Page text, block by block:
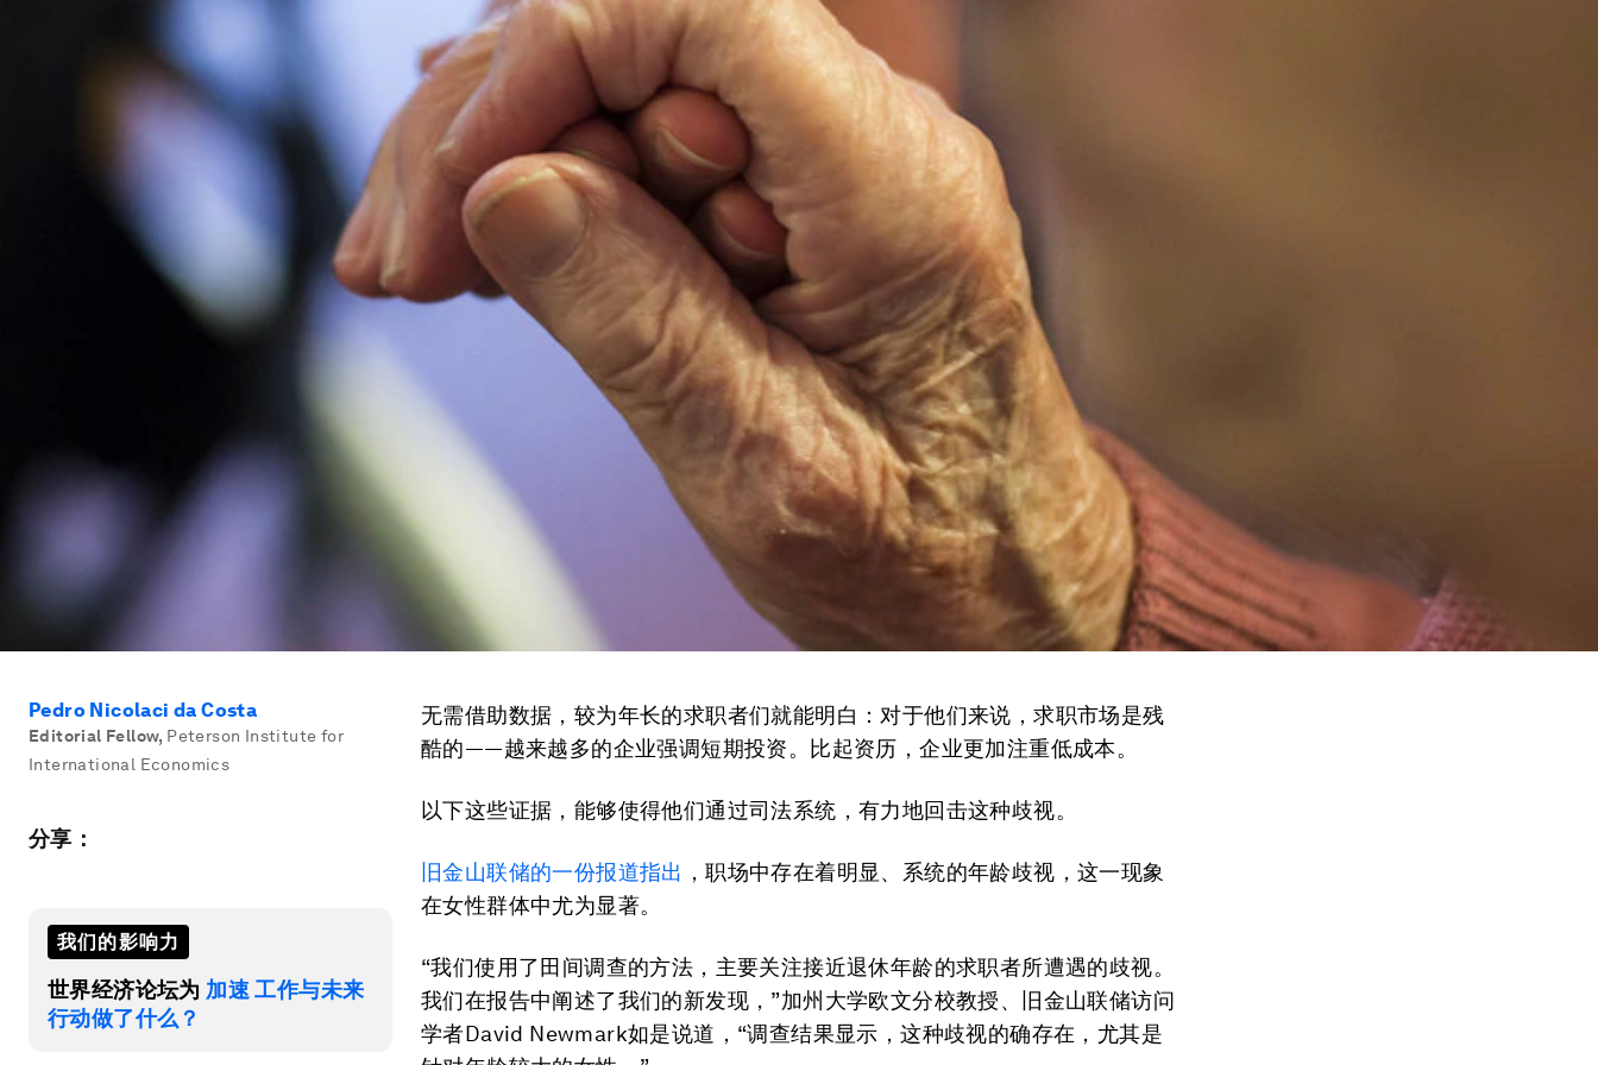
Pedro Nicolaci da Costa
Editorial Fellow, Peterson Institute for
International Economics
分享：
我们的影响力
世界经济论坛为 加速 工作与未来
行动做了什么？
无需借助数据，较为年长的求职者们就能明白：对于他们来说，求职市场是残
酷的——越来越多的企业强调短期投资。比起资历，企业更加注重低成本。
以下这些证据，能够使得他们通过司法系统，有力地回击这种歧视。
旧金山联储的一份报道指出 ，职场中存在着明显、系统的年龄歧视，这一现象
在女性群体中尤为显著。
“我们使用了田间调查的方法，主要关注接近退休年龄的求职者所遭遇的歧视。
我们在报告中阐述了我们的新发现，”加州大学欧文分校教授、旧金山联储访问
学者David Newmark如是说道，“调查结果显示，这种歧视的确存在，尤其是